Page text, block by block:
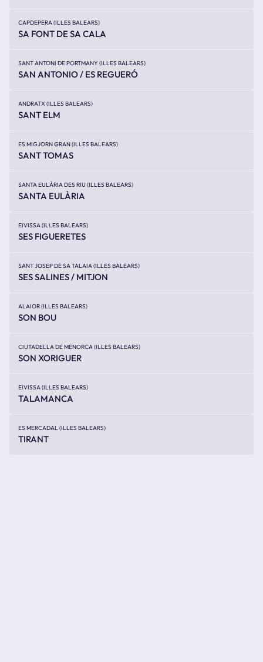
CAPDEPERA (ILLES BALEARS)
SA FONT DE SA CALA
SANT ANTONI DE PORTMANY (ILLES BALEARS)
SAN ANTONIO / ES REGUERÓ
ANDRATX (ILLES BALEARS)
SANT ELM
ES MIGJORN GRAN (ILLES BALEARS)
SANT TOMAS
SANTA EULÀRIA DES RIU (ILLES BALEARS)
SANTA EULÀRIA
EIVISSA (ILLES BALEARS)
SES FIGUERETES
SANT JOSEP DE SA TALAIA (ILLES BALEARS)
SES SALINES / MITJON
ALAIOR (ILLES BALEARS)
SON BOU
CIUTADELLA DE MENORCA (ILLES BALEARS)
SON XORIGUER
EIVISSA (ILLES BALEARS)
TALAMANCA
ES MERCADAL (ILLES BALEARS)
TIRANT